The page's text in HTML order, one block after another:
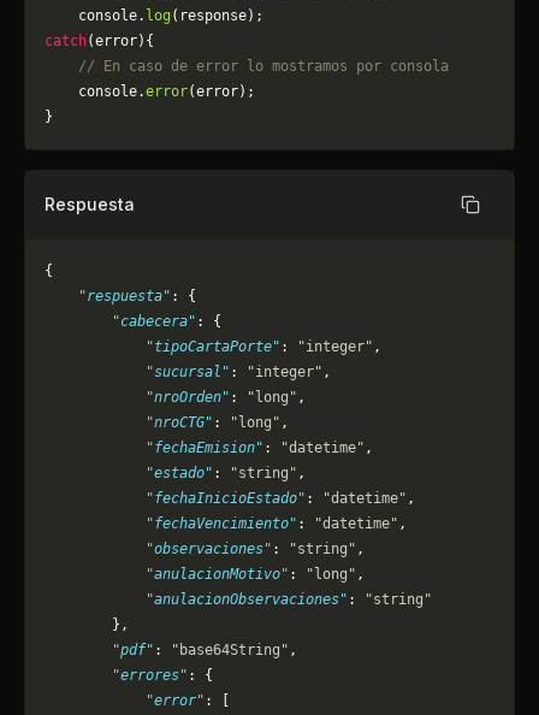
    console.
log (response);
catch(error){
    // En caso de error lo mostramos por consola
	console.
error(error);
}
Respuesta Copiar
{
    "respuesta"
: {
        "cabecera"
: {
            "tipoCartaPorte"
: "integer" ,
            "sucursal"
: "integer" ,
            "nroOrden"
: "long" ,
            "nroCTG"
: "long" ,
            "fechaEmision"
: "datetime" ,
            "estado"
: "string" ,
            "fechaInicioEstado"
: "datetime" ,
            "fechaVencimiento"
: "datetime" ,
            "observaciones"
: "string" ,
            "anulacionMotivo"
: "long" ,
            "anulacionObservaciones"
:
"string"
        },
        "pdf"
: "base64String" ,
        "errores"
: {
            "error"
: [